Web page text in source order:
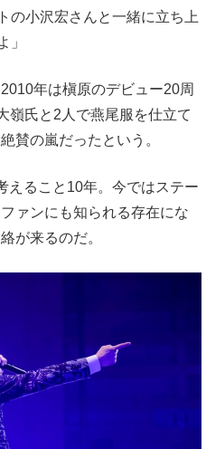
の小沢宏さんと一緒に立ち上
」
年は槇原のデビュー20周
嶺氏と2人で燕尾服を仕立て
賛の嵐だったという。
ること10年。今ではステー
ァンにも知られる存在にな
が来るのだ。